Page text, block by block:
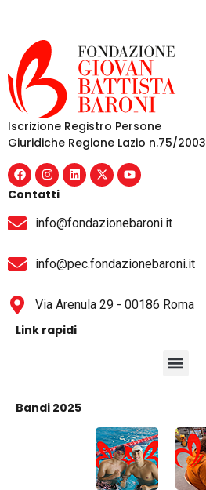
Iscrizione Registro Persone
Giuridiche Regione Lazio n.75/2003
Contatti
info@fondazionebaroni.it
info@pec.fondazionebaroni.it
Via Arenula 29 - 00186 Roma
Link rapidi
Bandi 2025